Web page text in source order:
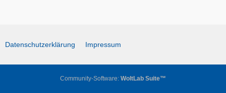
Datenschutzerklärung Impressum
Community-Software: WoltLab Suite™